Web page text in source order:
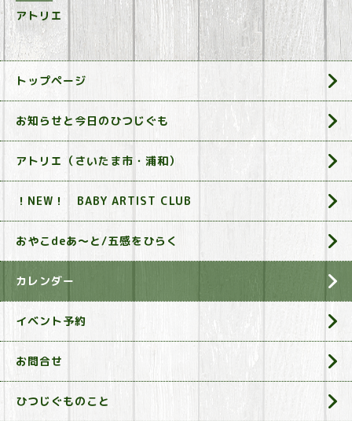
アトリエ
トップページ
お知らせと今日のひつじぐも
アトリエ（さいたま市・浦和）
！NEW！ BABY ARTIST CLUB
おやこdeあ～と/五感をひらく
カレンダー
イベント予約
お問合せ
ひつじぐものこと